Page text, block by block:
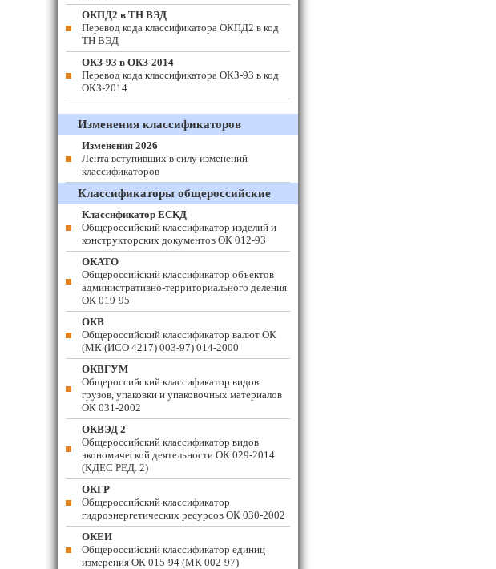
ОКПД2 в ТН ВЭД
Перевод кода классификатора ОКПД2 в код
ТН ВЭД
ОКЗ-93 в ОКЗ-2014
Перевод кода классификатора ОКЗ-93 в код
ОКЗ-2014
Изменения классификаторов
Изменения 2026
Лента вступивших в силу изменений
классификаторов
Классификаторы общероссийские
Классификатор ЕСКД
Общероссийский классификатор изделий и
конструкторских документов ОК 012-93
ОКАТО
Общероссийский классификатор объектов
административно-территориального деления
ОК 019-95
ОКВ
Общероссийский классификатор валют ОК
(МК (ИСО 4217) 003-97) 014-2000
ОКВГУМ
Общероссийский классификатор видов
грузов, упаковки и упаковочных материалов
ОК 031-2002
ОКВЭД 2
Общероссийский классификатор видов
экономической деятельности ОК 029-2014
(КДЕС РЕД. 2)
ОКГР
Общероссийский классификатор
гидроэнергетических ресурсов ОК 030-2002
ОКЕИ
Общероссийский классификатор единиц
измерения ОК 015-94 (МК 002-97)